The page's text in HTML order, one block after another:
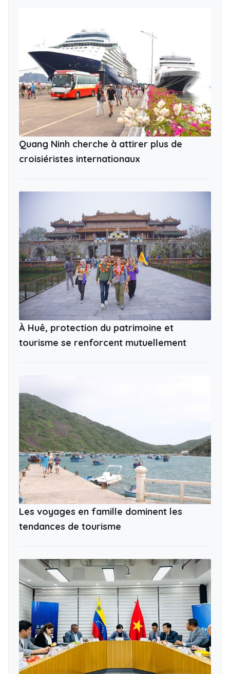
Quang Ninh cherche à attirer plus de
croisiéristes internationaux
À Huê, protection du patrimoine et
tourisme se renforcent mutuellement
Les voyages en famille dominent les
tendances de tourisme